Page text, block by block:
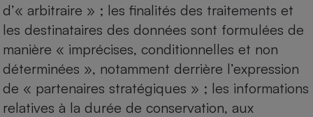
d’« arbitraire » ; les finalités des traitements et
les destinataires des données sont formulées de
manière « imprécises, conditionnelles et non
déterminées », notamment derrière l’expression
de « partenaires stratégiques » ; les informations
relatives à la durée de conservation, aux